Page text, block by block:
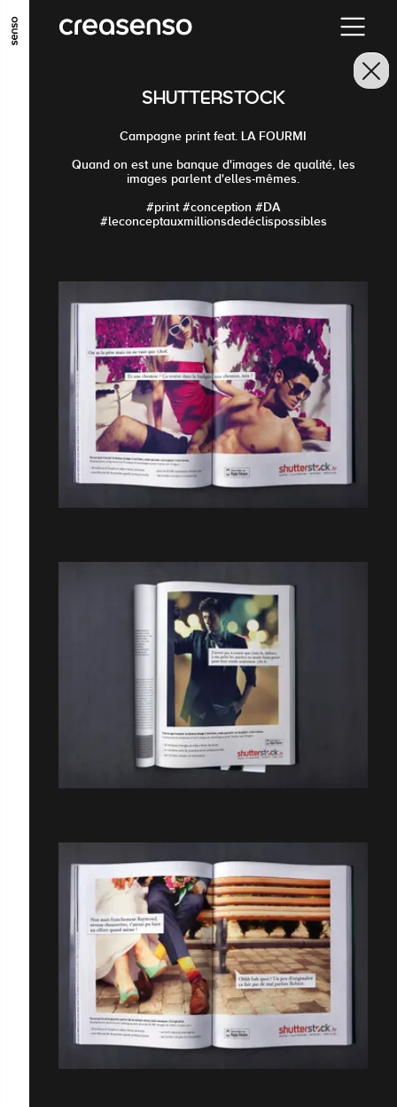
ALLER AU CONTENU PRINCIPAL
ALLER EN BAS DE PAGESHUTTERSTOCK
Campagne print feat. LA FOURMI
Quand on est une banque d'images de qualité, les
images parlent d'elles-mêmes.
#print #conception #DA
#leconceptauxmillionsdedéclispossibles